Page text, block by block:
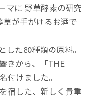
マに 野草酵素の研究
が手がけるお酒で
した80種類の原料。
きから、「THE
付けました。
宿した、新しく貴重